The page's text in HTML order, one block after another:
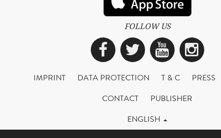
FOLLOW US
Facebook
Twitter
IMPRINT DATA PROTECTION T & C
PRESS
CONTACT
PUBLISHER
ENGLISH